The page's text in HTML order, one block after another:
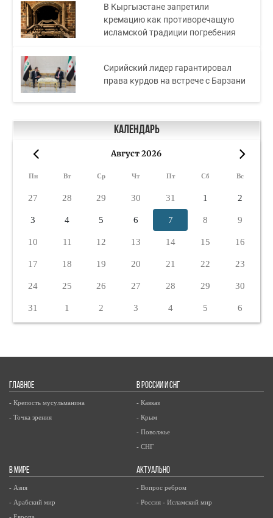
В Кыргызстане запретили
кремацию как противоречащую
исламской традиции погребения
Сирийский лидер гарантировал
права курдов на встрече с Барзани
Календарь
Август 2026
Пн Вт Ср Чт Пт Сб Вс
27 28 29 30 31 1 2
3 4 5 6 7 8 9
10 11 12 13 14 15 16
17 18 19 20 21 22 23
24 25 26 27 28 29 30
31 1 2 3 4 5 6
ГЛАВНОЕ
- Крепость мусульманина
- Точка зрения
В РОССИИ И СНГ
- Кавказ
- Крым
- Поволжье
- СНГ
В МИРЕ
- Азия
- Арабский мир
АКТУАЛЬНО
- Вопрос ребром
- Россия - Исламский мир